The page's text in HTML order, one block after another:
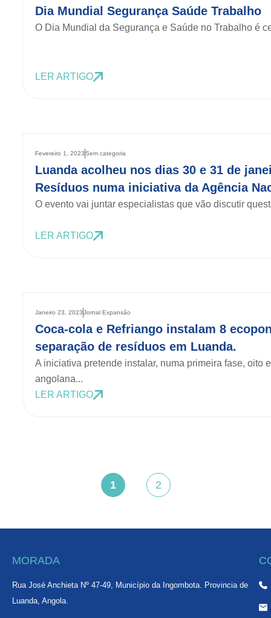
Dia Mundial Segurança Saúde Trabalho
O Dia Mundial da Segurança e Saúde no Trabalho é
LER ARTIGO
Fevereiro 1, 2023Sem categoria
Luanda acolheu nos dias 30 e 31 de
Resíduos numa iniciativa da Agência
O evento vai juntar especialistas que vão discutir
LER ARTIGO
Janeiro 23, 2023Jornal Expansão
Coca-cola e Refriango instalam 8
separação de resíduos em Luanda.
A iniciativa pretende instalar, numa primeira fase, oito
angolana...
LER ARTIGO
1 2
MORADA
Rua José Anchieta Nº 47-49, Município da Ingombota. Provincia de
Luanda, Angola.